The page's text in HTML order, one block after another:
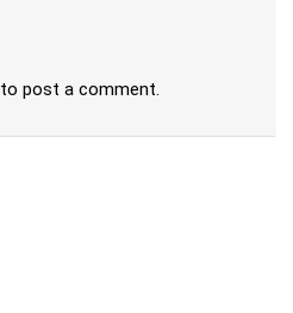
to post a comment.